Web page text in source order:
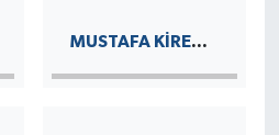
MUSTAFA KIRENLI